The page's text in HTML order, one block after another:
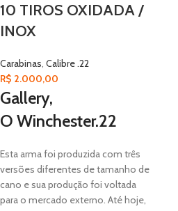
10 TIROS OXIDADA /
INOX
Carabinas, Calibre .22
R$ 2.000,00
Gallery,
O Winchester.22
Esta arma foi produzida com três
versões diferentes de tamanho de
cano e sua produção foi voltada
para o mercado externo. Até hoje,